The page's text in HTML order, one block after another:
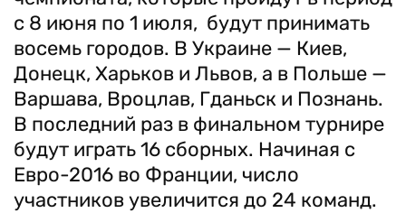
с 8 июня по 1 июля, будут принимать
восемь городов. В Украине — Киев,
Донецк, Харьков и Львов, а в Польше —
Варшава, Вроцлав, Гданьск и Познань.
В последний раз в финальном турнире
будут играть 16 сборных. Начиная с
Евро-2016 во Франции, число
участников увеличится до 24 команд.